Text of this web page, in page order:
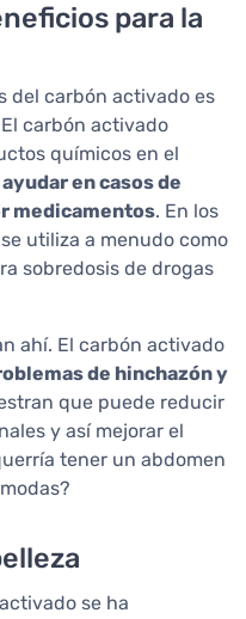
para la
del carbón activado es
El carbón activado
químicos en el
en casos de
medicamentos. En los
utiliza a menudo como
sobredosis de drogas
ahí. El carbón activado
de hinchazón y
que puede reducir
y así mejorar el
tener un abdomen
se ha